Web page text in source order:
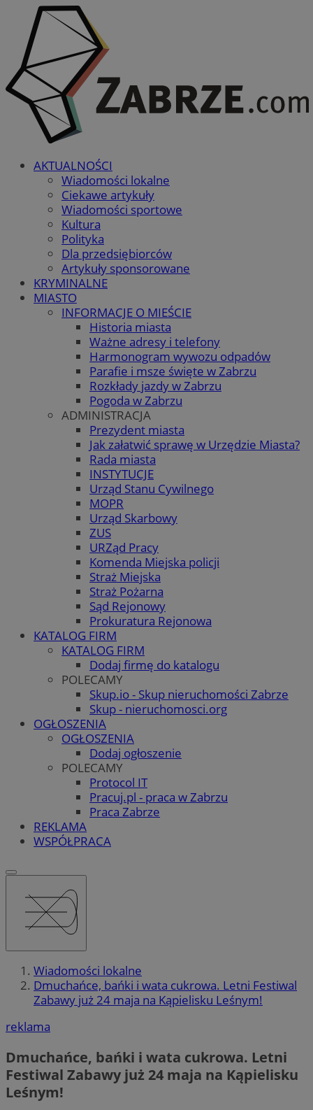
AKTUALNOŚCI
Wiadomości lokalne
Ciekawe artykuły
Wiadomości sportowe
Kultura
Polityka
Dla przedsiębiorców
Artykuły sponsorowane
KRYMINALNE
MIASTO
INFORMACJE O MIEŚCIE
Historia miasta
Ważne adresy i telefony
Harmonogram wywozu odpadów
Parafie i msze święte w Zabrzu
Rozkłady jazdy w Zabrzu
Pogoda w Zabrzu
ADMINISTRACJA
Prezydent miasta
Jak załatwić sprawę w Urzędzie Miasta?
Rada miasta
INSTYTUCJE
Urząd Stanu Cywilnego
MOPR
Urząd Skarbowy
ZUS
URZąd Pracy
Komenda Miejska policji
Straż Miejska
Straż Pożarna
Sąd Rejonowy
Prokuratura Rejonowa
KATALOG FIRM
KATALOG FIRM
Dodaj firmę do katalogu
POLECAMY
Skup.io - Skup nieruchomości Zabrze
Skup - nieruchomosci.org
OGŁOSZENIA
OGŁOSZENIA
Dodaj ogłoszenie
POLECAMY
Protocol IT
Pracuj.pl - praca w Zabrzu
Praca Zabrze
REKLAMA
WSPÓŁPRACA
Wiadomości lokalne
Dmuchańce, bańki i wata cukrowa. Letni Festiwal
Zabawy już 24 maja na Kąpielisku Leśnym!
reklama
Dmuchańce, bańki i wata cukrowa. Letni
Festiwal Zabawy już 24 maja na Kąpielisku
Leśnym!